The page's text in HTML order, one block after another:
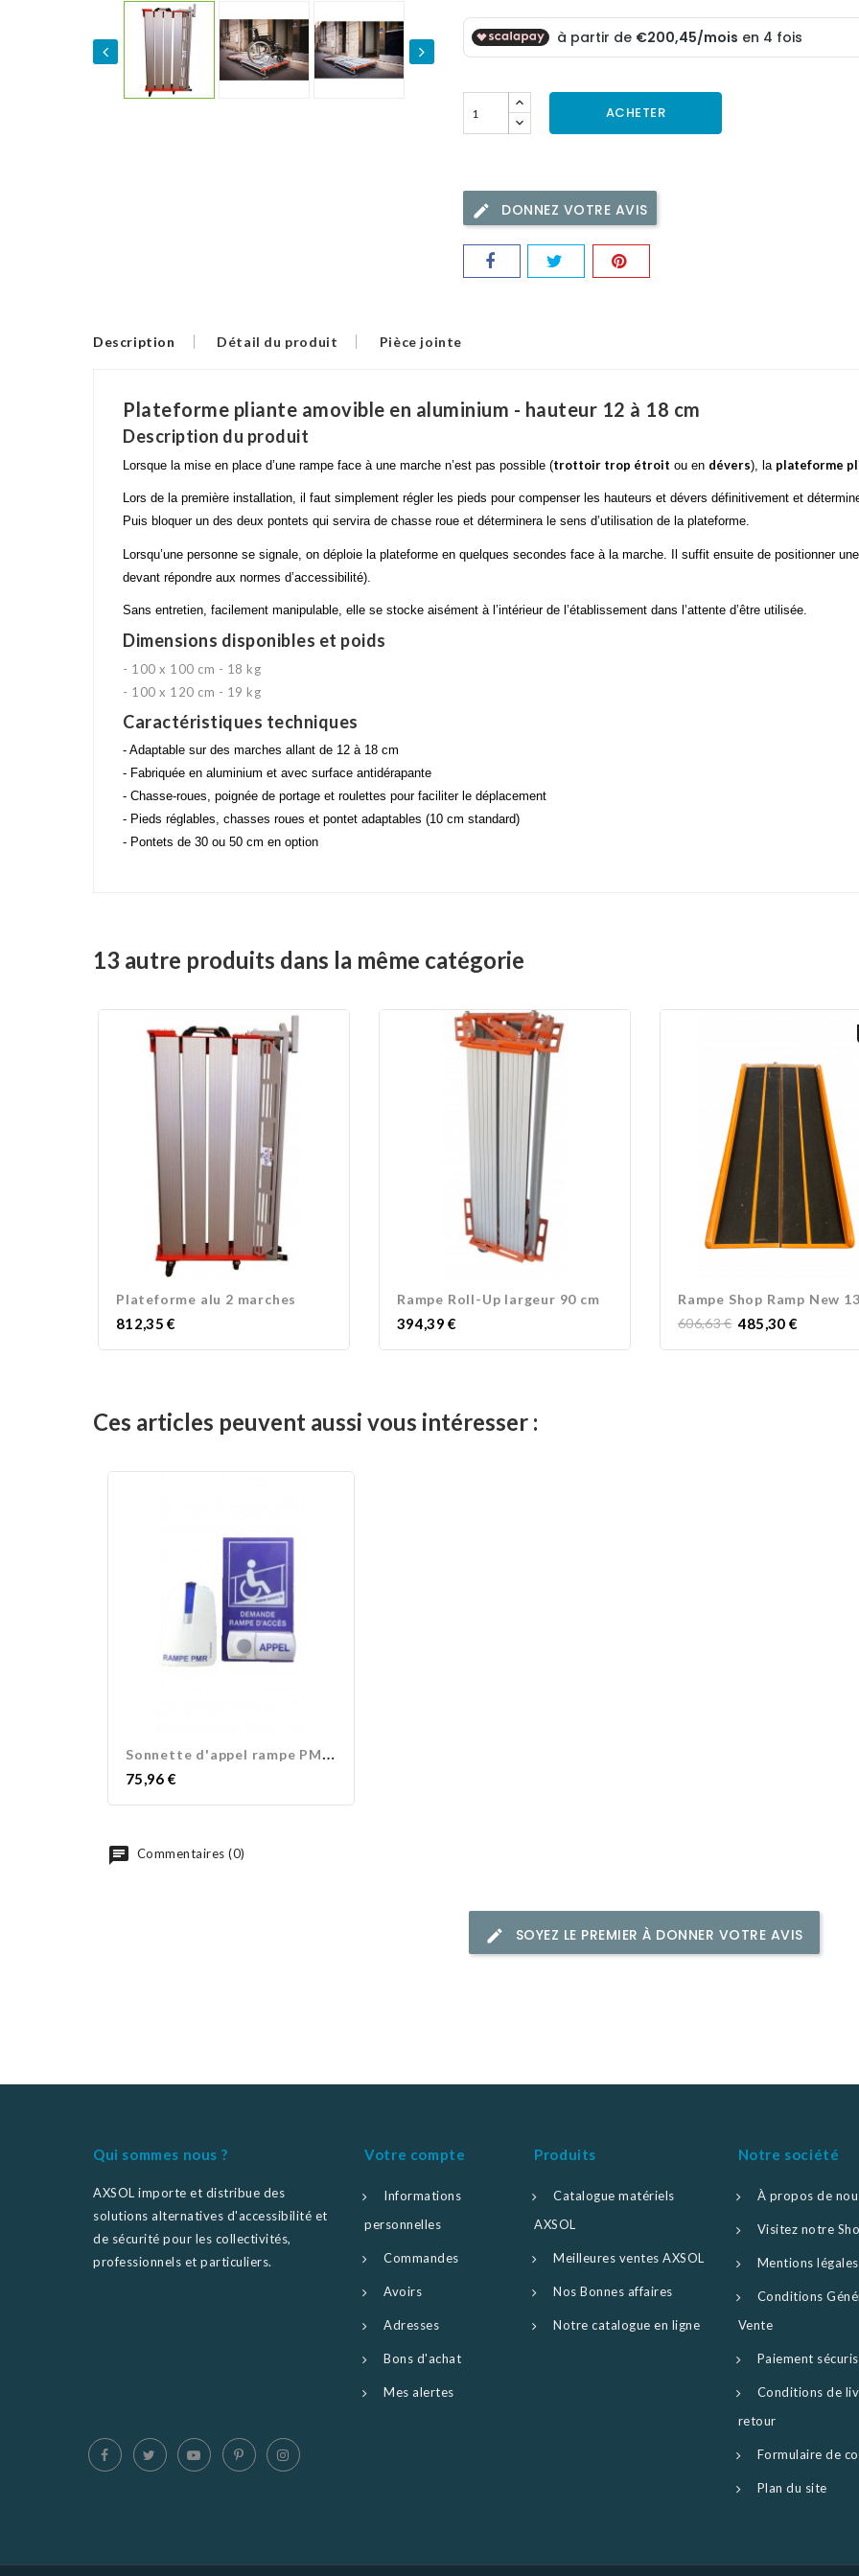
ACHETER
DONNEZ VOTRE AVIS
Description Détail du produit Pièce jointe
Plateforme pliante amovible en aluminium - hauteur 12 à 18 cm
Description du produit
Lorsque la mise en place d’une rampe face à une marche n’est pas possible (trottoir trop étroit ou en dévers), la plateforme
Lors de la première installation, il faut simplement régler les pieds pour compenser les hauteurs et dévers définitivement et
Puis bloquer un des deux pontets qui servira de chasse roue et déterminera le sens d’utilisation de la plateforme.
Lorsqu’une personne se signale, on déploie la plateforme en quelques secondes face à la marche. Il suffit ensuite de positionner
devant répondre aux normes d’accessibilité).
Sans entretien, facilement manipulable, elle se stocke aisément à l’intérieur de l’établissement dans l’attente d’être utilisée.
Dimensions disponibles et poids
- 100 x 100 cm - 18 kg
- 100 x 120 cm - 19 kg
Caractéristiques techniques
- Adaptable sur des marches allant de 12 à 18 cm
- Fabriquée en aluminium et avec surface antidérapante
- Chasse-roues, poignée de portage et roulettes pour faciliter le déplacement
- Pieds réglables, chasses roues et pontet adaptables (10 cm standard)
- Pontets de 30 ou 50 cm en option
13 autre produits dans la même catégorie
Plateforme alu 2 marches
Prix
812,35 €
Rampe Roll-Up largeur 90 cm
Prix
394,39 €
Prix
606,63 € Prix
485,30 €
Ces articles peuvent aussi vous intéresser :
S
onnette d'appel rampe PMR...
Prix
75,96 €
Commentaires (0)
SOYEZ LE PREMIER À DONNER VOTRE AVIS
Qui sommes nous ?
AXSOL importe et distribue des
solutions alternatives d'accessibilité et
de sécurité pour les collectivités,
professionnels et particuliers.
Votre compte
Informations
personnelles
Commandes
Avoirs
Adresses
Bons d'achat
Mes alertes
Produits
Catalogue matériels
AXSOL
Meilleures ventes AXSOL
Nos Bonnes affaires
Notre catalogue en ligne
Notre société
À propos de
Visitez notre
Mentions légales
Conditions
Vente
Paiement
Conditions de
retour
Formulaire de
Plan du site